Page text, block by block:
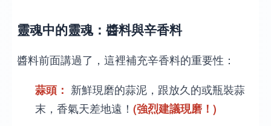
靈魂中的靈魂：醬料與辛香料
醬料前面講過了，這裡補充辛香料的重要性：
蒜頭： 新鮮現磨的蒜泥，跟放久的或瓶裝蒜
末，香氣天差地遠！ (強烈建議現磨！)